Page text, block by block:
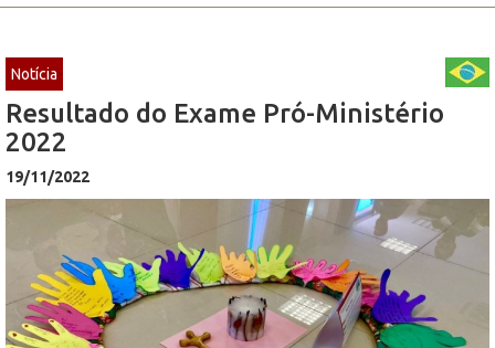
Notícia
Resultado do Exame Pró-Ministério
2022
19/11/2022